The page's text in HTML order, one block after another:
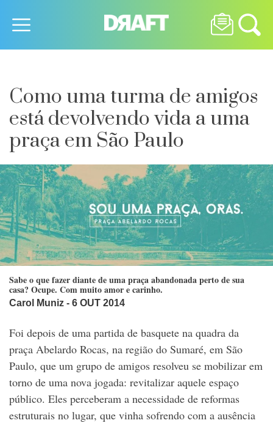
Como uma turma de amigos
está devolvendo vida a uma
praça em São Paulo
Sabe o que fazer diante de uma praça abandonada perto de sua
casa? Ocupe. Com muito amor e carinho.
Carol Muniz - 6 OUT 2014
Foi depois de uma partida de basquete na quadra da
praça Abelardo Rocas, na região do Sumaré, em São
Paulo, que um grupo de amigos resolveu se mobilizar em
torno de uma nova jogada: revitalizar aquele espaço
público. Eles perceberam a necessidade de reformas
estruturais no lugar, que vinha sofrendo com a ausência